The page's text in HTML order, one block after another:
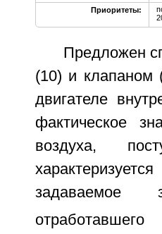
Приоритеты:
Предложен
(10) и клапаном
двигателе
фактическое
воздуха,
задаваемое